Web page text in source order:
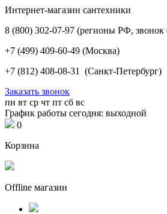
Интернет-магазин сантехники
8 (800) 302-07-97 (регионы РФ, звонок
+7 (499) 409-60-49 (Москва)
+7 (812) 408-08-31 (Санкт-Петербург)
Заказать звонок
пн вт ср чт пт сб вс
График работы сегодня: выходной
0
Корзина
Offline магазин